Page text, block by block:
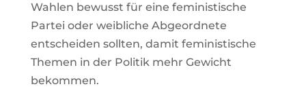
Wahlen bewusst für eine feministische
Partei oder weibliche Abgeordnete
entscheiden sollten, damit feministische
Themen in der Politik mehr Gewicht
bekommen.